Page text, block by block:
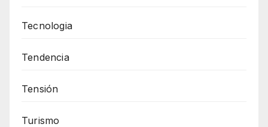
Tecnologia
Tendencia
Tensión
Turismo